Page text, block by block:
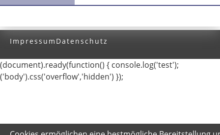
Impressum Datenschutz
(document).ready(function() { console.log('test');
('body').css('overflow','hidden') });